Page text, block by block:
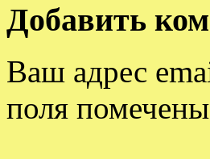
Добавить
Ваш адрес
поля помечены